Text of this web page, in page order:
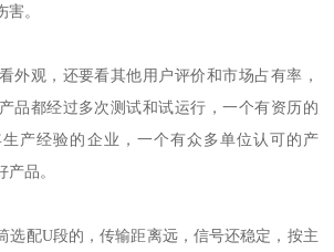
。
外观，还要看其他用户评价和市场占有率，
品都经过多次测试和试运行，一个有资历的
产经验的企业，一个有众多单位认可的产
品。
选配U段的，传输距离远，信号还稳定，按主